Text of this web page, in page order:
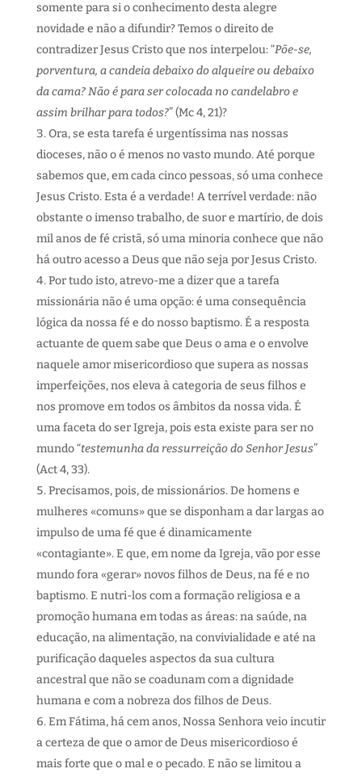
somente para si o conhecimento desta alegre
novidade e não a difundir? Temos o direito de
contradizer Jesus Cristo que nos interpelou: “Põe-se,
porventura, a candeia debaixo do alqueire ou debaixo
da cama? Não é para ser colocada no candelabro e
assim brilhar para todos?” (Mc 4, 21)?
Ora, se esta tarefa é urgentíssima nas nossas
dioceses, não o é menos no vasto mundo. Até porque
sabemos que, em cada cinco pessoas, só uma conhece
Jesus Cristo. Esta é a verdade! A terrível verdade: não
obstante o imenso trabalho, de suor e martírio, de dois
mil anos de fé cristã, só uma minoria conhece que não
há outro acesso a Deus que não seja por Jesus Cristo.
Por tudo isto, atrevo-me a dizer que a tarefa
missionária não é uma opção: é uma consequência
lógica da nossa fé e do nosso baptismo. É a resposta
actuante de quem sabe que Deus o ama e o envolve
naquele amor misericordioso que supera as nossas
imperfeições, nos eleva à categoria de seus filhos e
nos promove em todos os âmbitos da nossa vida. É
uma faceta do ser Igreja, pois esta existe para ser no
mundo “testemunha da ressurreição do Senhor Jesus”
(Act 4, 33).
Precisamos, pois, de missionários. De homens e
mulheres «comuns» que se disponham a dar largas ao
impulso de uma fé que é dinamicamente
«contagiante». E que, em nome da Igreja, vão por esse
mundo fora «gerar» novos filhos de Deus, na fé e no
baptismo. E nutri-los com a formação religiosa e a
promoção humana em todas as áreas: na saúde, na
educação, na alimentação, na convivialidade e até na
purificação daqueles aspectos da sua cultura
ancestral que não se coadunam com a dignidade
humana e com a nobreza dos filhos de Deus.
Em Fátima, há cem anos, Nossa Senhora veio incutir
a certeza de que o amor de Deus misericordioso é
mais forte que o mal e o pecado. E não se limitou a